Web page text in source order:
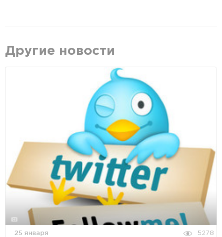
Другие новости
25 января 5278